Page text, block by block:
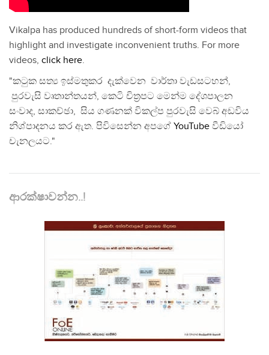
Vikalpa has produced hundreds of short-form videos that
highlight and investigate inconvenient truths. For more
videos, click here.
"කටුක සත්‍ය ඉස්මතුකර දැක්වෙන වාර්තා වැඩසටහන්,
පුරවැසි වෘතාන්තයන්, කෙටි චිත්‍රපට මෙන්ම දේශපාලන
සංවාද, සාකච්ඡා, සිය ගණනක් විකල්ප පුරවැසි වෙබ් අඩවිය
නිශ්පාදනය කර ඇත. පිවිසෙන්න අපගේ YouTube වීඩියෝ
චැනලයට."
ආරක්ෂාවන්න..!